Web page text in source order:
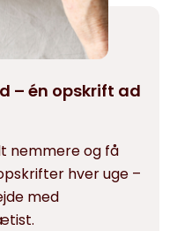
– én opskrift ad
nemmere og få
hver uge –
med